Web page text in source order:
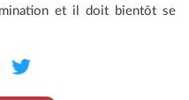
et il doit bientôt se